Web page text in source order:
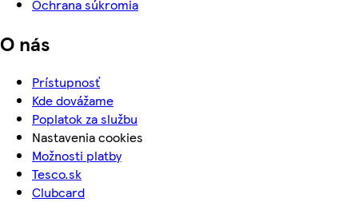
Ochrana súkromia
O nás
Prístupnosť
Kde dovážame
Poplatok za službu
Nastavenia cookies
Možnosti platby
Tesco.sk
Clubcard